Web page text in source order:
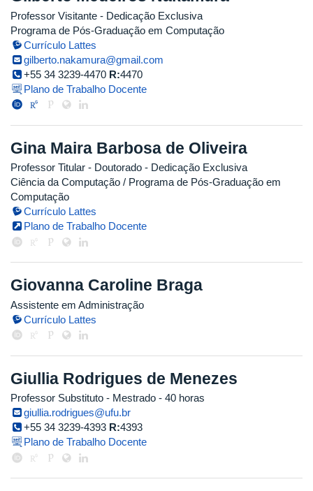
Professor Visitante - Dedicação Exclusiva
Programa de Pós-Graduação em Computação
Currículo Lattes
gilberto.nakamura@gmail.com
+55 34 3239-4470 R:4470
Plano de Trabalho Docente
Gina Maira Barbosa de Oliveira
Professor Titular - Doutorado - Dedicação Exclusiva
Ciência da Computação / Programa de Pós-Graduação em
Computação
Currículo Lattes
Plano de Trabalho Docente
Giovanna Caroline Braga
Assistente em Administração
Currículo Lattes
Giullia Rodrigues de Menezes
Professor Substituto - Mestrado - 40 horas
giullia.rodrigues@ufu.br
+55 34 3239-4393 R:4393
Plano de Trabalho Docente